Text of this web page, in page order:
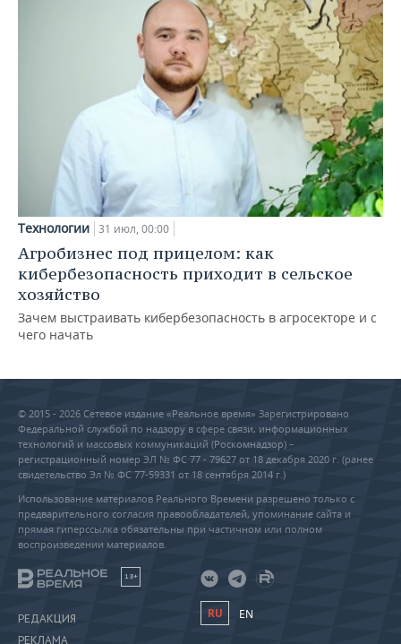
Технологии 31 июл, 00:00
Агробизнес под прицелом: как
кибербезопасность приходит в сельское
хозяйство
Зачем выстраивать кибербезопасность в агросекторе и с
чего начать
© 2015 - 2026 Сетевое издание «Реальное время» Зарегистрировано
Федеральной службой по надзору в сфере связи, информационных
технологий и массовых коммуникаций (Роскомнадзор) –
регистрационный номер ЭЛ № ФС 77 - 79627 от 18 декабря 2020 г. (ранее
свидетельство Эл № ФС 77-59331 от 18 сентября 2014 г.)
Использование материалов Реального Времени разрешено только с
предварительного согласия правообладателей, упоминание сайта и
прямая гиперссылка обязательны при частичном или полном
воспроизведении материалов.
18+
РЕДАКЦИЯ
РЕКЛАМА
RU EN